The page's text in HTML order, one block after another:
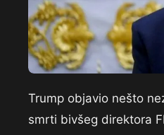
Trump objavio nešto
smrti bivšeg direktora